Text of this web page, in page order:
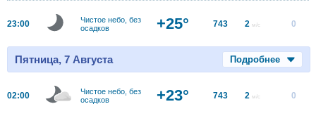
23:00
Чистое небо, без
осадков
+25° 743 2 м/с 0
Пятница, 7 Августа Подробнее
02:00
Чистое небо, без
осадков
+23° 743 2 м/с 0